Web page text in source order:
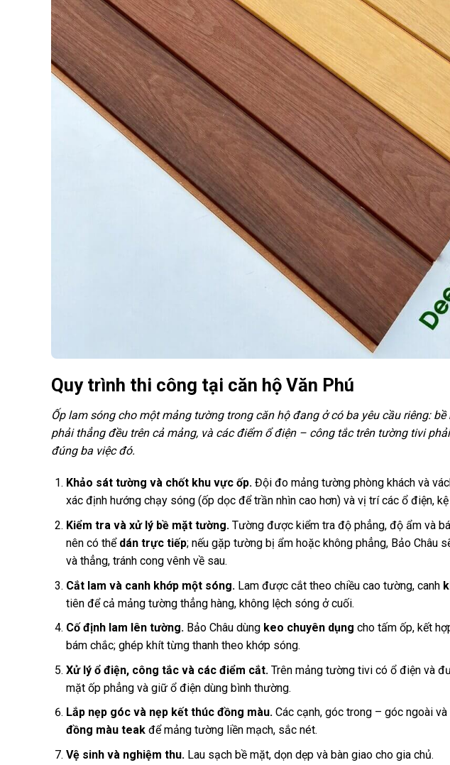
Quy trình thi công tại căn hộ Văn Phú
Ốp lam sóng cho một mảng tường trong căn hộ đang ở có ba yêu cầu riêng:
phải thẳng đều trên cả mảng, và các điểm ổ điện – công tắc trên tường tivi
đúng ba việc đó.
Khảo sát tường và chốt khu vực ốp.Đội đo mảng tường phòng khách và
xác định hướng chạy sóng (ốp dọc để trần nhìn cao hơn) và vị trí các ổ điện,
Kiểm tra và xử lý bề mặt tường.Tường được kiểm tra độ phẳng, độ ẩm và
nên có thể dán trực tiếp; nếu gặp tường bị ẩm hoặc không phẳng, Bảo Châu
và thẳng, tránh cong vênh về sau.
Cắt lam và canh khớp một sóng. Lam được cắt theo chiều cao tường, canh
tiên để cả mảng tường thẳng hàng, không lệch sóng ở cuối.
Cố định lam lên tường.Bảo Châu dùng keo chuyên dụng cho tấm ốp, kết
bám chắc; ghép khít từng thanh theo khớp sóng.
Xử lý ổ điện, công tắc và các điểm cắt. Trên mảng tường tivi có ổ điện và
mặt ốp phẳng và giữ ổ điện dùng bình thường.
Lắp nẹp góc và nẹp kết thúc đồng màu.Các cạnh, góc trong – góc ngoài
đồng màu teakđể mảng tường liền mạch, sắc nét.
Vệ sinh và nghiệm thu.Lau sạch bề mặt, dọn dẹp và bàn giao cho gia chủ.